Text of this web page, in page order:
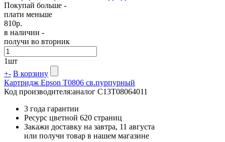
Покупай больше -
плати меньше
810р.
в наличии -
получи во вторник
1шт
+- В корзину
Картридж Epson T0806 св.пурпурный
Код производителя:аналог C13T08064011
3 года гарантии
Ресурс цветной 620 страниц
Закажи доставку на завтра, 11 августа
или получи товар в нашем магазине